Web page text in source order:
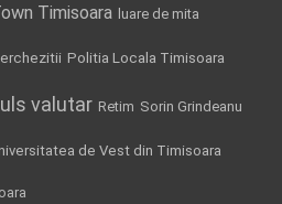
Timisoara luare de mita
Politia Locala Timisoara
valutar Retim Sorin Grindeanu
de Vest din Timisoara